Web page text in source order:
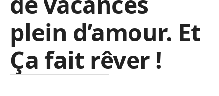
plein d’amour. Et
Ça fait rêver !